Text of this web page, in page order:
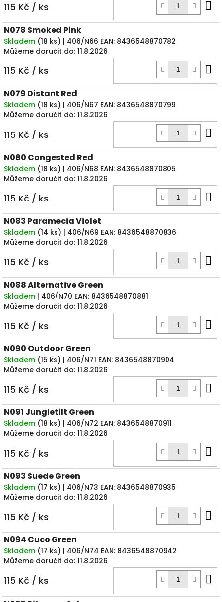
115 Kč / ks
N078 Smoked Pink
Skladem (18 ks) | 406/N66 EAN: 8436548870782
Můžeme doručit do: 11.8.2026
115 Kč / ks
N079 Distant Red
Skladem (18 ks) | 406/N67 EAN: 8436548870799
Můžeme doručit do: 11.8.2026
115 Kč / ks
N080 Congested Red
Skladem (18 ks) | 406/N68 EAN: 8436548870805
Můžeme doručit do: 11.8.2026
115 Kč / ks
N083 Paramecia Violet
Skladem (14 ks) | 406/N69 EAN: 8436548870836
Můžeme doručit do: 11.8.2026
115 Kč / ks
N088 Alternative Green
Skladem | 406/N70 EAN: 8436548870881
Můžeme doručit do: 11.8.2026
115 Kč / ks
N090 Outdoor Green
Skladem (15 ks) | 406/N71 EAN: 8436548870904
Můžeme doručit do: 11.8.2026
115 Kč / ks
N091 Jungletilt Green
Skladem (18 ks) | 406/N72 EAN: 8436548870911
Můžeme doručit do: 11.8.2026
115 Kč / ks
N093 Suede Green
Skladem (17 ks) | 406/N73 EAN: 8436548870935
Můžeme doručit do: 11.8.2026
115 Kč / ks
N094 Cuco Green
Skladem (17 ks) | 406/N74 EAN: 8436548870942
Můžeme doručit do: 11.8.2026
115 Kč / ks